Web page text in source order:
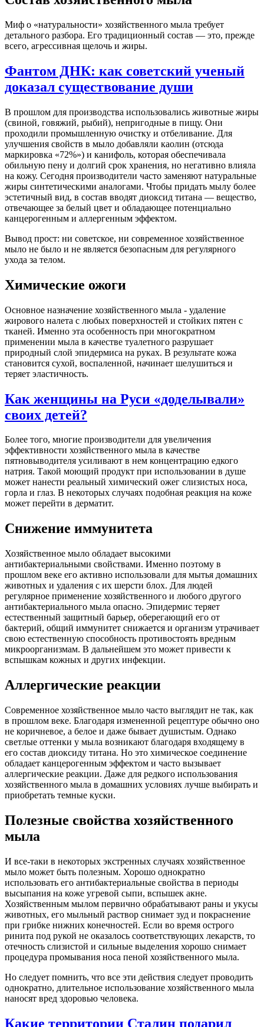
Миф о «натуральности» хозяйственного мыла требует
детального разбора. Его традиционный состав — это, прежде
всего, агрессивная щелочь и жиры.
Фантом ДНК: как советский ученый
доказал существование души
В прошлом для производства использовались животные жиры
(свиной, говяжий, рыбий), непригодные в пищу. Они
проходили промышленную очистку и отбеливание. Для
улучшения свойств в мыло добавляли каолин (отсюда
маркировка «72%») и канифоль, которая обеспечивала
обильную пену и долгий срок хранения, но негативно влияла
на кожу. Сегодня производители часто заменяют натуральные
жиры синтетическими аналогами. Чтобы придать мылу более
эстетичный вид, в состав вводят диоксид титана — вещество,
отвечающее за белый цвет и обладающее потенциально
канцерогенным и аллергенным эффектом.
Вывод прост: ни советское, ни современное хозяйственное
мыло не было и не является безопасным для регулярного
ухода за телом.
Химические ожоги
Основное назначение хозяйственного мыла - удаление
жирового налета с любых поверхностей и стойких пятен с
тканей. Именно эта особенность при многократном
применении мыла в качестве туалетного разрушает
природный слой эпидермиса на руках. В результате кожа
становится сухой, воспаленной, начинает шелушиться и
теряет эластичность.
Как женщины на Руси «доделывали»
своих детей?
Более того, многие производители для увеличения
эффективности хозяйственного мыла в качестве
пятновыводителя усиливают в нем концентрацию едкого
натрия. Такой моющий продукт при использовании в душе
может нанести реальный химический ожег слизистых носа,
горла и глаз. В некоторых случаях подобная реакция на коже
может перейти в дерматит.
Снижение иммунитета
Хозяйственное мыло обладает высокими
антибактериальными свойствами. Именно поэтому в
прошлом веке его активно использовали для мытья домашних
животных и удаления с их шерсти блох. Для людей
регулярное применение хозяйственного и любого другого
антибактериального мыла опасно. Эпидермис теряет
естественный защитный барьер, оберегающий его от
бактерий, общий иммунитет снижается и организм утрачивает
свою естественную способность противостоять вредным
микроорганизмам. В дальнейшем это может привести к
вспышкам кожных и других инфекции.
Аллергические реакции
Современное хозяйственное мыло часто выглядит не так, как
в прошлом веке. Благодаря измененной рецептуре обычно оно
не коричневое, а белое и даже бывает душистым. Однако
светлые оттенки у мыла возникают благодаря входящему в
его состав диоксиду титана. Но это химическое соединение
обладает канцерогенным эффектом и часто вызывает
аллергические реакции. Даже для редкого использования
хозяйственного мыла в домашних условиях лучше выбирать и
приобретать темные куски.
Полезные свойства хозяйственного
мыла
И все-таки в некоторых экстренных случаях хозяйственное
мыло может быть полезным. Хорошо однократно
использовать его антибактериальные свойства в периоды
высыпания на коже угревой сыпи, вспышек акне.
Хозяйственным мылом первично обрабатывают раны и укусы
животных, его мыльный раствор снимает зуд и покраснение
при грибке нижних конечностей. Если во время острого
ринита под рукой не оказалось соответствующих лекарств, то
отечность слизистой и сильные выделения хорошо снимает
процедура промывания носа пеной хозяйственного мыла.
Но следует помнить, что все эти действия следует проводить
однократно, длительное использование хозяйственного мыла
наносят вред здоровью человека.
Какие территории Сталин подарил